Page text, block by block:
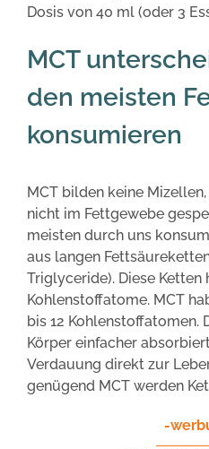
Dosis von 40 ml (oder 3
MCT
den meisten
konsumieren
MCT bilden keine
nicht im Fettgewebe
meisten durch uns
aus langen
Triglyceride). Diese Ketten
Kohlenstoffatome. MCT
bis 12 Kohlenstoffatomen.
Körper einfacher
Verdauung direkt zur
genügend MCT werden
-